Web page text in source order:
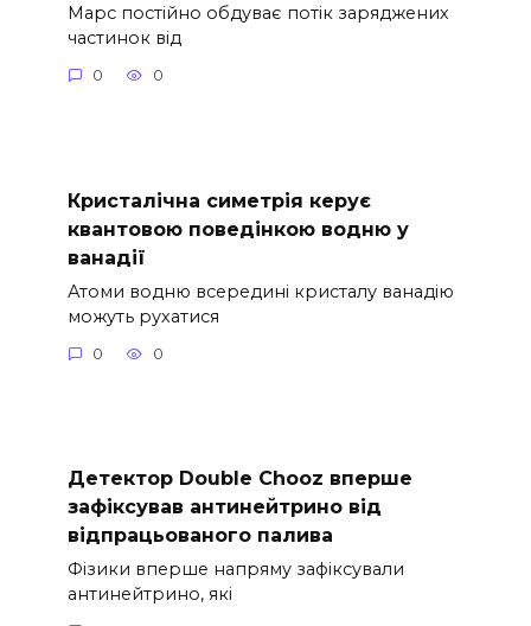
Марс постійно обдуває потік заряджених
частинок від
0 0
Кристалічна симетрія керує
квантовою поведінкою водню у
ванадії
Атоми водню всередині кристалу ванадію
можуть рухатися
0 0
Детектор Double Chooz вперше
зафіксував антинейтрино від
відпрацьованого палива
Фізики вперше напряму зафіксували
антинейтрино, які